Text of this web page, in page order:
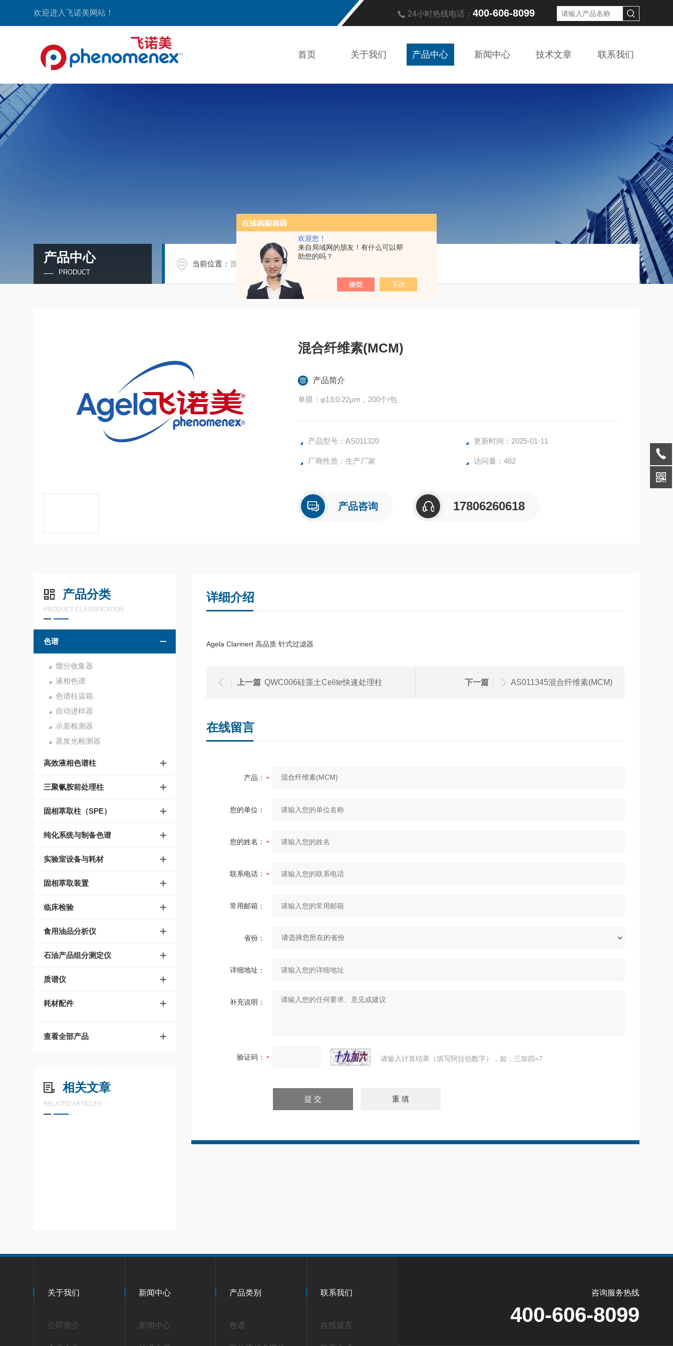
欢迎您！
来自局域网的朋友！有什么可以帮
助您的吗？
欢迎进入飞诺美网站！ 24小时热线电话： 400-606-8099
首页 关于我们 产品中心 新闻中心 技术文章 联系我们
产品中心
PRODUCT
当前位置：首页 产品中心/ / / AS011320混合纤维素(MCM)
混合纤维素(MCM)
产品简介
单膜：φ13;0.22µm，200个/包
产品型号：AS011320 更新时间：2025-01-11
厂商性质：生产厂家 访问量：482
产品咨询 17806260618
产品分类
PRODUCT CLASSIFICATION
色谱
馏分收集器
液相色谱
色谱柱温箱
自动进样器
示差检测器
蒸发光检测器
高效液相色谱柱
三聚氰胺前处理柱
固相萃取柱（SPE）
纯化系统与制备色谱
实验室设备与耗材
固相萃取装置
临床检验
食用油品分析仪
石油产品组分测定仪
质谱仪
耗材配件
查看全部产品
相关文章
RELATED ARTICLES
详细介绍
Agela Clarinert 高品质 针式过滤器
上一篇 QWC006硅藻土Celite快速处理柱 下一篇 AS011345混合纤维素(MCM)
在线留言
产品：
您的单位：
您的姓名：
联系电话：
常用邮箱：
省份：
详细地址：
补充说明：
验证码： 请输入计算结果（填写阿拉伯数字），如：三加四=7
关于我们
公司简介
新闻中心
新闻中心
产品类别
色谱
联系我们
在线留言
咨询服务热线
400-606-8099